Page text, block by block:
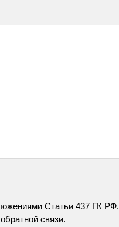
Статьи 437 ГК РФ.
связи.